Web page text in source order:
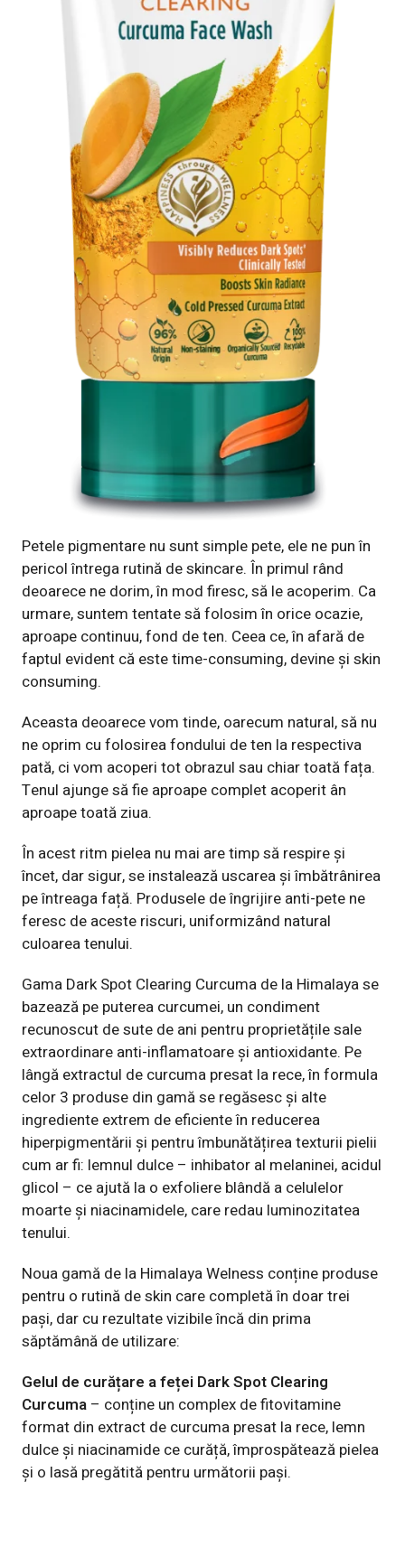
Petele pigmentare nu sunt simple pete, ele ne pun în
pericol întrega rutină de skincare. În primul rând
deoarece ne dorim, în mod firesc, să le acoperim. Ca
urmare, suntem tentate să folosim în orice ocazie,
aproape continuu, fond de ten. Ceea ce, în afară de
faptul evident că este time-consuming, devine și skin
consuming.
Aceasta deoarece vom tinde, oarecum natural, să nu
ne oprim cu folosirea fondului de ten la respectiva
pată, ci vom acoperi tot obrazul sau chiar toată fața.
Tenul ajunge să fie aproape complet acoperit ân
aproape toată ziua.
În acest ritm pielea nu mai are timp să respire și
încet, dar sigur, se instalează uscarea și îmbătrânirea
pe întreaga față. Produsele de îngrijire anti-pete ne
feresc de aceste riscuri, uniformizând natural
culoarea tenului.
Gama Dark Spot Clearing Curcuma de la Himalayase
bazează pe puterea curcumei, un condiment
recunoscut de sute de ani pentru proprietățile sale
extraordinare anti-inflamatoare și antioxidante. Pe
lângă extractul de curcuma presat la rece, în formula
celor 3 produse din gamă se regăsesc și alte
ingrediente extrem de eficiente în reducerea
hiperpigmentării și pentru îmbunătățirea texturii pielii
cum ar fi: lemnul dulce – inhibator al melaninei, acidul
glicol – ce ajută la o exfoliere blândă a celulelor
moarte și niacinamidele, care redau luminozitatea
tenului.
Noua gamă de la Himalaya Welness conține produse
pentru o rutină de skin care completă în doar trei
pași, dar cu rezultate vizibile încă din prima
săptămână de utilizare:
Gelul de curățare a feței Dark Spot Clearing
Curcuma – conține un complex de fitovitamine
format din extract de curcuma presat la rece, lemn
dulce și niacinamide ce curăță, împrospătează pielea
și o lasă pregătită pentru următorii pași.